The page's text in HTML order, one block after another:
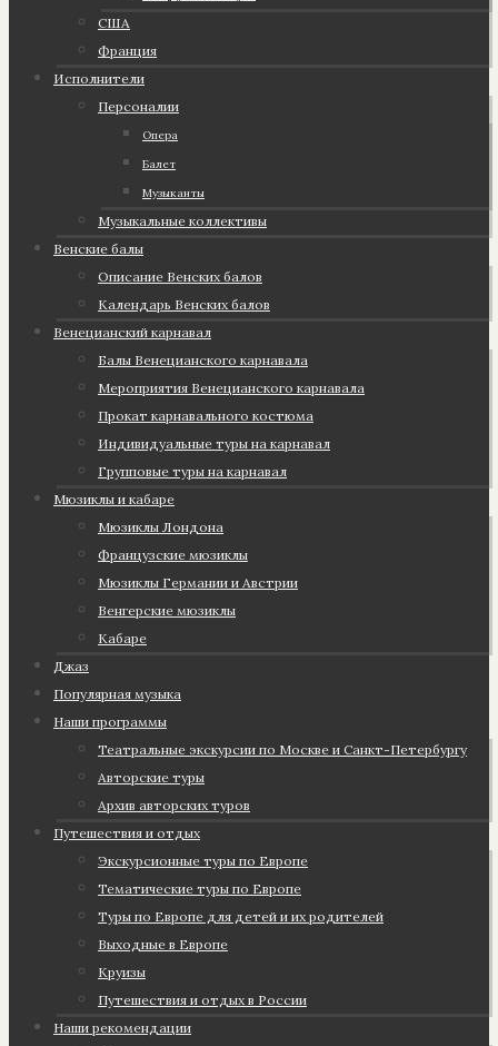
США
Франция
Исполнители
Персоналии
Опера
Балет
Музыканты
Музыкальные коллективы
Венские балы
Описание Венских балов
Календарь Венских балов
Венецианский карнавал
Балы Венецианского карнавала
Мероприятия Венецианского карнавала
Прокат карнавального костюма
Индивидуальные туры на карнавал
Групповые туры на карнавал
Мюзиклы и кабаре
Мюзиклы Лондона
Французские мюзиклы
Мюзиклы Германии и Австрии
Венгерские мюзиклы
Кабаре
Джаз
Популярная музыка
Наши программы
Театральные экскурсии по Москве и Санкт-Петербургу
Авторские туры
Архив авторских туров
Путешествия и отдых
Экскурсионные туры по Европе
Тематические туры по Европе
Туры по Европе для детей и их родителей
Выходные в Европе
Круизы
Путешествия и отдых в России
Наши рекомендации